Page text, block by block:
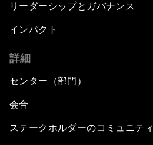
リーダーシップとガバナンス
インパクト
詳細
センター（部門）
会合
ステークホルダーのコミュニティ